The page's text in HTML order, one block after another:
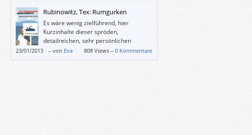
Rubinowitz, Tex: Rumgurken
Es wäre wenig zielführend, hier
Kurzinhalte dieser spröden,
detailreichen, sehr persönlichen
Reisegeschichten darzubieten, um den
Leser/die Leserin zu verlocken, dieses Buch zu
23/01/2013 – von Eva 808 Views – 0 Kommentare